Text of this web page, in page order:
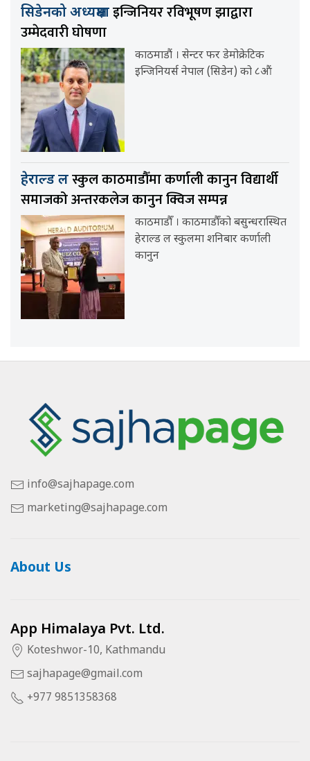
सिडेनको अध्यक्षमाइन्जिनियर रविभूषण झाद्वारा
उम्मेदवारी घोषणा
काठमाडौं । सेन्टर फर डेमोक्रेटिक
इन्जिनियर्स नेपाल (सिडेन) को ८औं
हेराल्ड लस्कुल काठमाडौँमा कर्णाली कानुन विद्यार्थी
समाजको अन्तरकलेज कानुन क्विज सम्पन्न
काठमाडौँ । काठमाडौँको बसुन्धरास्थित
हेराल्ड ल स्कुलमा शनिबार कर्णाली
कानुन
info@sajhapage.com
marketing@sajhapage.com
About Us
App Himalaya Pvt. Ltd.
Koteshwor-10, Kathmandu
sajhapage@gmail.com
+977 9851358368